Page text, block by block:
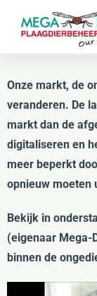
Skip to
Onze markt, de
veranderen. De
markt dan de
digitaliseren en
meer beperkt
opnieuw moeten
Bekijk in
(eigenaar Mega-
binnen de